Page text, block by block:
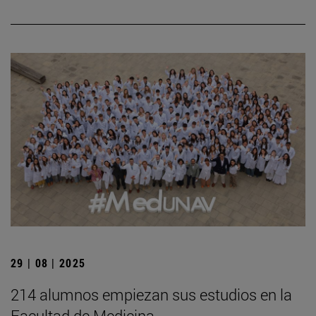
29 | 08 | 2025
214 alumnos empiezan sus estudios en la